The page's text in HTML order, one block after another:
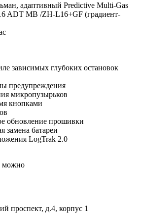
адаптивный Predictive Multi-Gas
ADT MB /ZH-L16+GF (градиент-
зависимых глубоких остановок
предупреждения
микропузырьков
кнопками
обновление прошивки
замена батареи
LogTrak 2.0
можно
проспект, д.4, корпус 1